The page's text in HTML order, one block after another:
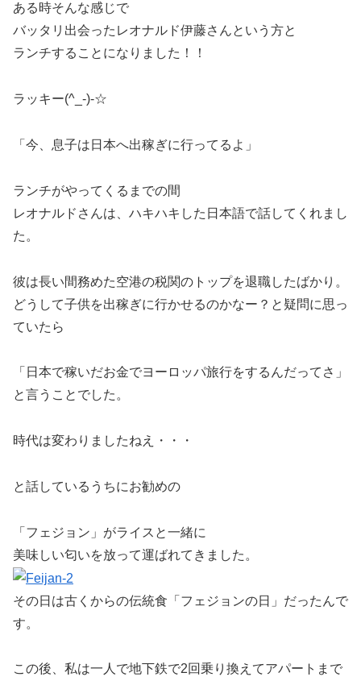
ある時そんな感じで
バッタリ出会ったレオナルド伊藤さんという方と
ランチすることになりました！！
ラッキー(^_-)-☆
「今、息子は日本へ出稼ぎに行ってるよ」
ランチがやってくるまでの間
レオナルドさんは、ハキハキした日本語で話してくれまし
た。
彼は長い間務めた空港の税関のトップを退職したばかり。
どうして子供を出稼ぎに行かせるのかなー？と疑問に思っ
ていたら
「日本で稼いだお金でヨーロッパ旅行をするんだってさ」
と言うことでした。
時代は変わりましたねえ・・・
と話しているうちにお勧めの
「フェジョン」がライスと一緒に
美味しい匂いを放って運ばれてきました。
その日は古くからの伝統食「フェジョンの日」だったんで
す。
この後、私は一人で地下鉄で2回乗り換えてアパートまで